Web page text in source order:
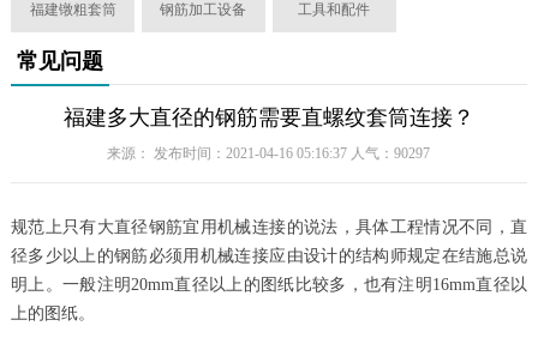
福建镦粗套筒 钢筋加工设备 工具和配件
常见问题
福建多大直径的钢筋需要直螺纹套筒连接？
来源： 发布时间：2021-04-16 05:16:37 人气：90297
规范上只有大直径钢筋宜用机械连接的说法，具体工程情况不同，直
径多少以上的钢筋必须用机械连接应由设计的结构师规定在结施总说
明上。一般注明20mm直径以上的图纸比较多，也有注明16mm直径以
上的图纸。